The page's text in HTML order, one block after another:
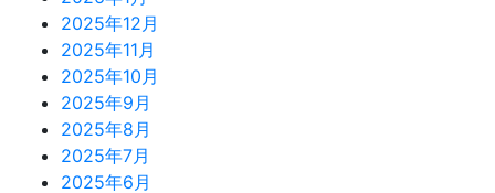
2025年12月
2025年11月
2025年10月
2025年9月
2025年8月
2025年7月
2025年6月